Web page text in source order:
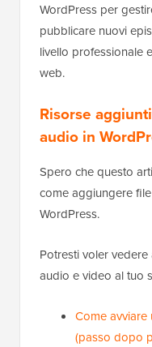
WordPress per
pubblicare nuovi
livello professionale
web.
Risorse
audio in
Spero che questo
come aggiungere
WordPress.
Potresti voler
audio e video al tuo
Come
(passo dopo